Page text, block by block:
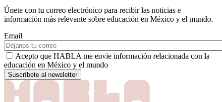
Únete con tu correo electrónico para recibir las noticias e
información más relevante sobre educación en México y el mundo.
Email
Acepto que HABLA me envíe información relacionada con la
educación en México y el mundo